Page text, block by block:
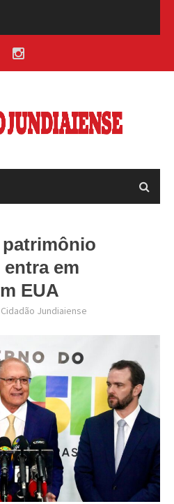
em
EUA
Jundiaiense